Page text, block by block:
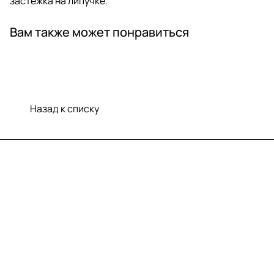
Вам также может понравиться
Назад к списку